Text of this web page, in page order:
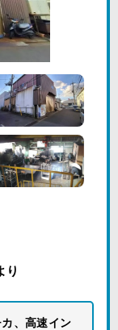
り
、高速イン